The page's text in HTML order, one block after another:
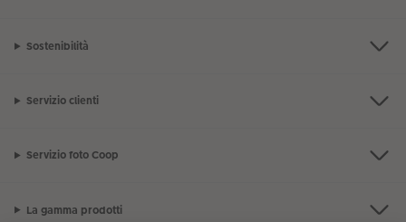
Sostenibilità
Servizio clienti
Servizio foto Coop
La gamma prodotti